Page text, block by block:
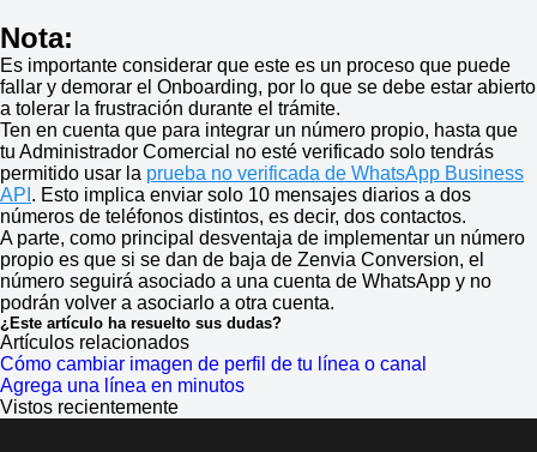
Nota:
Es importante considerar que este es un proceso que puede
fallar y demorar el Onboarding, por lo que se debe estar abierto
a tolerar la frustración durante el trámite.
Ten en cuenta que para integrar un número propio, hasta que
tu Administrador Comercial no esté verificado solo tendrás
permitido usar la prueba no verificada de WhatsApp Business
API . Esto implica enviar solo 10 mensajes diarios a dos
números de teléfonos distintos, es decir, dos contactos.
A parte, como principal desventaja de implementar un número
propio es que si se dan de baja de Zenvia Conversion, el
número seguirá asociado a una cuenta de WhatsApp y no
podrán volver a asociarlo a otra cuenta.
¿Este artículo ha resuelto sus dudas?
Artículos relacionados
Cómo cambiar imagen de perfil de tu línea o canal
Agrega una línea en minutos
Vistos recientemente